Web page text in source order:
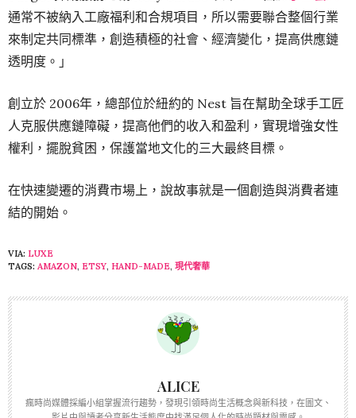
通常不被納入工廠福利和合規項目，所以需要聯合整個行業
來制定共同標準，創造積極的社會、經濟變化，提高供應鏈
透明度。」
創立於 2006年，總部位於紐約的 Nest 旨在幫助全球手工匠
人克服供應鏈障礙，提高他們的收入和盈利，實現增強女性
權利，擺脫貧困，保護當地文化的三大最終目標。
在快速變遷的消費市場上，說故事就是一個創造與消費者連
結的開始。
VIA: LUXE
TAGS: AMAZON, ETSY, HAND-MADE, 現代奢華
ALICE
瘋時尚媒體採編小組掌握流行趨勢，發現引領時尚生活概念與新科技，在圖文、